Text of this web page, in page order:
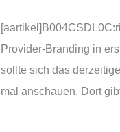
Provider-Branding in
sollte sich das
mal anschauen. Dort